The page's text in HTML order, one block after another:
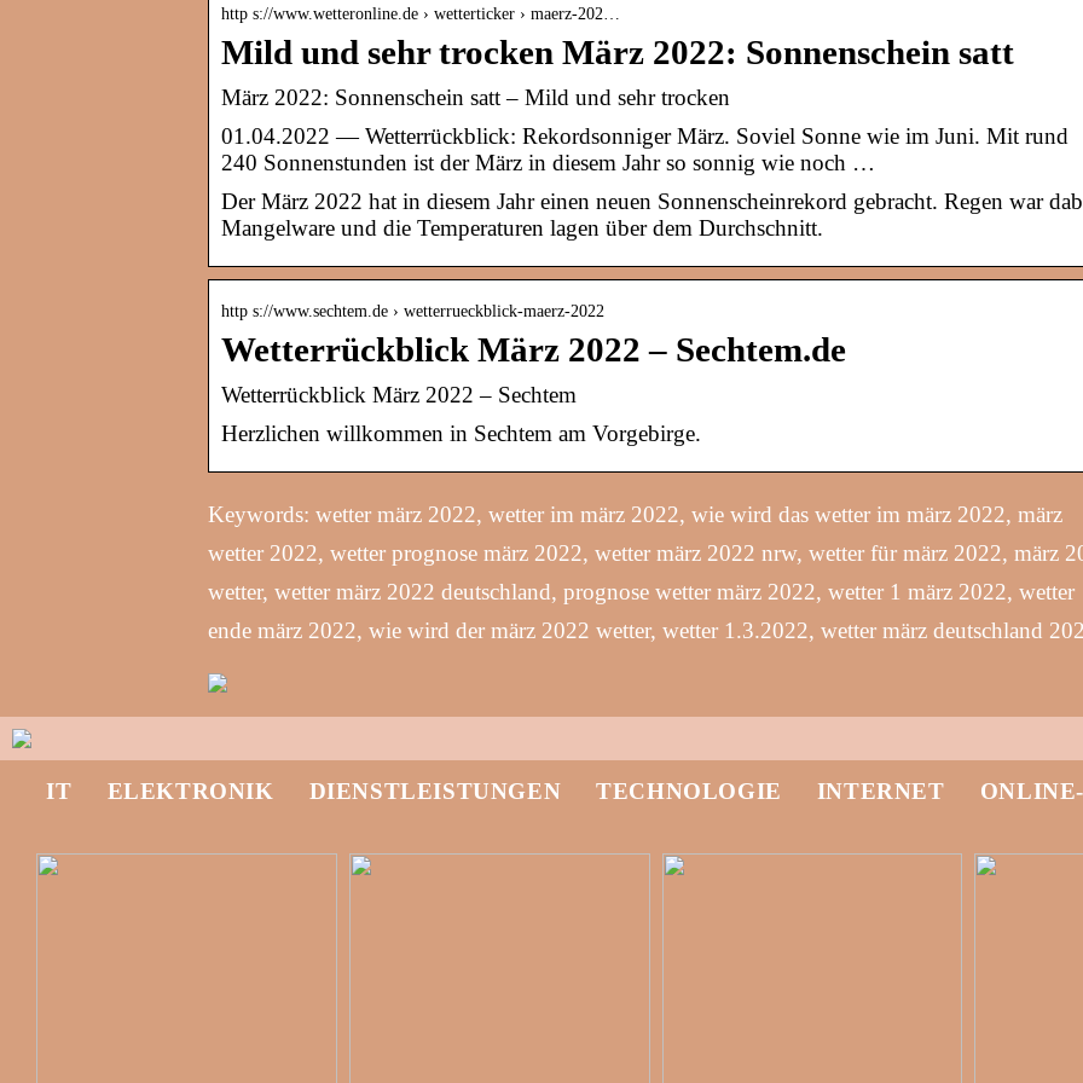
http s://www.wetteronline.de › wetterticker › maerz-202…
Mild und sehr trocken März 2022: Sonnenschein satt
März 2022: Sonnenschein satt – Mild und sehr trocken
01.04.2022 — Wetterrückblick: Rekordsonniger März. Soviel Sonne wie im Juni. Mit rund
240 Sonnenstunden ist der März in diesem Jahr so sonnig wie noch …
Der März 2022 hat in diesem Jahr einen neuen Sonnenscheinrekord gebracht. Regen war
Mangelware und die Temperaturen lagen über dem Durchschnitt.
http s://www.sechtem.de › wetterrueckblick-maerz-2022
Wetterrückblick März 2022 – Sechtem.de
Wetterrückblick März 2022 – Sechtem
Herzlichen willkommen in Sechtem am Vorgebirge.
Keywords: wetter märz 2022, wetter im märz 2022, wie wird das wetter im märz 2022, märz
wetter 2022, wetter prognose märz 2022, wetter märz 2022 nrw, wetter für märz 2022, märz
wetter, wetter märz 2022 deutschland, prognose wetter märz 2022, wetter 1 märz 2022, wetter
ende märz 2022, wie wird der märz 2022 wetter, wetter 1.3.2022, wetter märz deutschland
IT ELEKTRONIK DIENSTLEISTUNGEN TECHNOLOGIE INTERNET